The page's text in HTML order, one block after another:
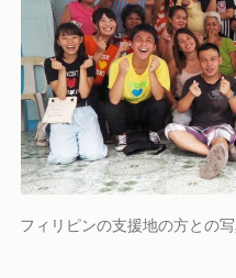
フィリピンの支援地の方との